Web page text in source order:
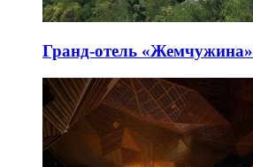
Гранд-отель «Жемчужина»